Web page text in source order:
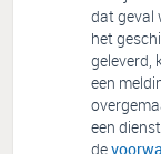
dat geval
het
geleverd,
een
een
de